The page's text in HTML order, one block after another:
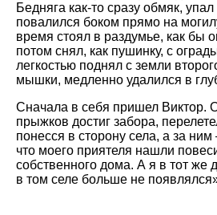
Бедняга как-то сразу обмяк,
повалился боком прямо на
время стоял в раздумье, как бы
потом снял, как пушинку, с
легкостью поднял с земли
мышки, медленно удалился в
Сначала в себя пришел Виктор.
прыжков достиг забора,
понесся в сторону села, а за
что моего приятеля нашли
собственного дома. А я в тот же
в том селе больше не